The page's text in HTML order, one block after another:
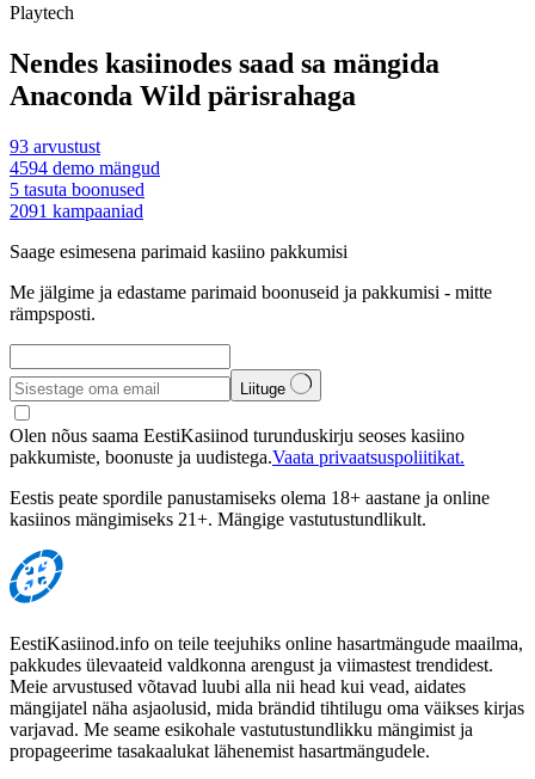
Playtech
Nendes kasiinodes saad sa mängida
Anaconda Wild pärisrahaga
93 arvustust
4594 demo mängud
5 tasuta boonused
2091 kampaaniad
Saage esimesena parimaid kasiino pakkumisi
Me jälgime ja edastame parimaid boonuseid ja pakkumisi - mitte
rämpsposti.
Liituge
Olen nõus saama EestiKasiinod turunduskirju seoses kasiino
pakkumiste, boonuste ja uudistega.Vaata privaatsuspoliitikat.
Eestis peate spordile panustamiseks olema 18+ aastane ja online
kasiinos mängimiseks 21+. Mängige vastutustundlikult.
EestiKasiinod.info on teile teejuhiks online hasartmängude maailma,
pakkudes ülevaateid valdkonna arengust ja viimastest trendidest.
Meie arvustused võtavad luubi alla nii head kui vead, aidates
mängijatel näha asjaolusid, mida brändid tihtilugu oma väikses kirjas
varjavad. Me seame esikohale vastutustundlikku mängimist ja
propageerime tasakaalukat lähenemist hasartmängudele.